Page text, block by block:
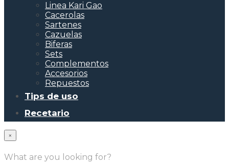
Linea Kari Gao
Cacerolas
Sartenes
Cazuelas
Biferas
Sets
Complementos
Accesorios
Repuestos
Tips de uso
Recetario
×
What are you looking for?